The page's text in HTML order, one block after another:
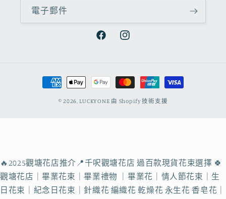
電子郵件
FacebookInstagram
付
款
© 2026,LUCKYONE 由 Shopify 技術支援
🔥2025觀塘花店推介📍千呎觀塘花店 過百款現貨花束選擇 🍀
觀塘花店｜畢業花束｜畢業禮物 ｜畢業花｜情人節花束｜生
日花束｜紀念日花束｜針織花 編織花 乾燥花 永生花 香皂花｜